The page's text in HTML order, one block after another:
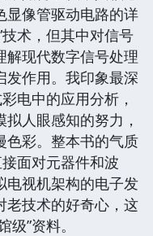
显像管驱动电路的详
术，但其中对信号
解现代数字信号处理
发作用。我印象最深
电中的应用分析，
人眼感知的努力，
色彩。整本书的气质
面对元器件和波
电视机架构的电子发
老技术的好奇心，这
”资料。